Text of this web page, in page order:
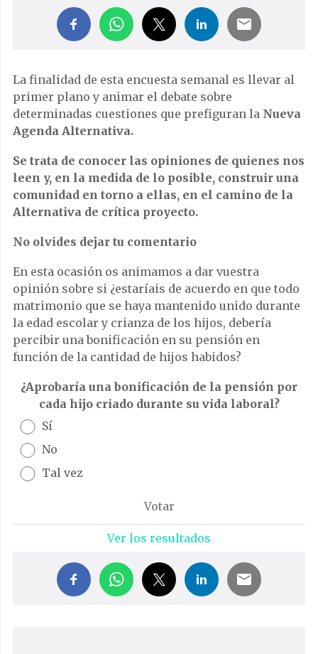
La finalidad de esta encuesta semanal es llevar al
primer plano y animar el debate sobre
determinadas cuestiones que prefiguran la Nueva
Agenda Alternativa.
Se trata de conocer las opiniones de quienes nos
leen y, en la medida de lo posible, construir una
comunidad en torno a ellas, en el camino de la
Alternativa de crítica proyecto.
No olvides dejar tu comentario
En esta ocasión os animamos a dar vuestra
opinión sobre si ¿estaríais de acuerdo en que todo
matrimonio que se haya mantenido unido durante
la edad escolar y crianza de los hijos, debería
percibir una bonificación en su pensión en
función de la cantidad de hijos habidos?
¿Aprobaría una bonificación de la pensión por
cada hijo criado durante su vida laboral?
Sí
No
Tal vez
Ver los resultados